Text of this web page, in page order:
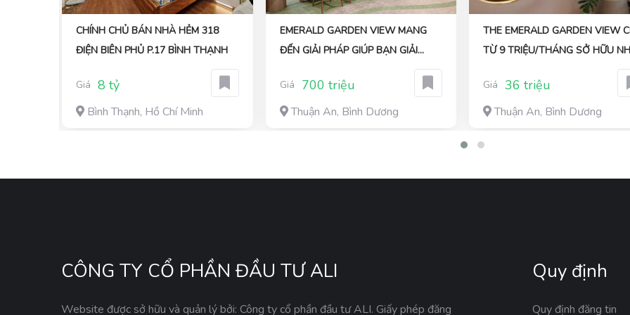
CHÍNH CHỦ BÁN NHÀ HẺM 318
ĐIỆN BIÊN PHỦ P.17 BÌNH THẠNH
Giá 8 tỷ
Bình Thạnh, Hồ Chí Minh
EMERALD GARDEN VIEW MANG
ĐẾN GIẢI PHÁP GIÚP BẠN GIẢI
PHÁP SỞ HỬU CHỈ 7TR/THÁNG
Giá
700 triệu
Thuận An, Bình Dương
THE EMERALD GARDEN VIEW
TỪ 9 TRIỆU/THÁNG SỞ HỮU
Giá 36 triệu
Thuận An, Bình Dương
CÔNG TY CỔ PHẦN ĐẦU TƯ ALI
Website được sở hữu và quản lý bởi: Công ty cổ phần đầu tư ALI. Giấy phép đăng
Quy định
Quy định đăng tin